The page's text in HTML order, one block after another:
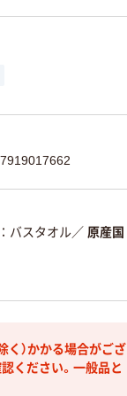
バスタオル／ 原産国
く）かかる場合がござ
ください。一般品と